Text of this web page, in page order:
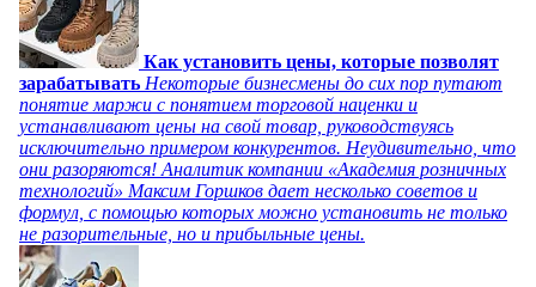
Как установить цены, которые позволят
зарабатывать Некоторые бизнесмены до сих пор путают
понятие маржи с понятием торговой наценки и
устанавливают цены на свой товар, руководствуясь
исключительно примером конкурентов. Неудивительно, что
они разоряются! Аналитик компании «Академия розничных
технологий» Максим Горшков дает несколько советов и
формул, с помощью которых можно установить не только
не разорительные, но и прибыльные цены.